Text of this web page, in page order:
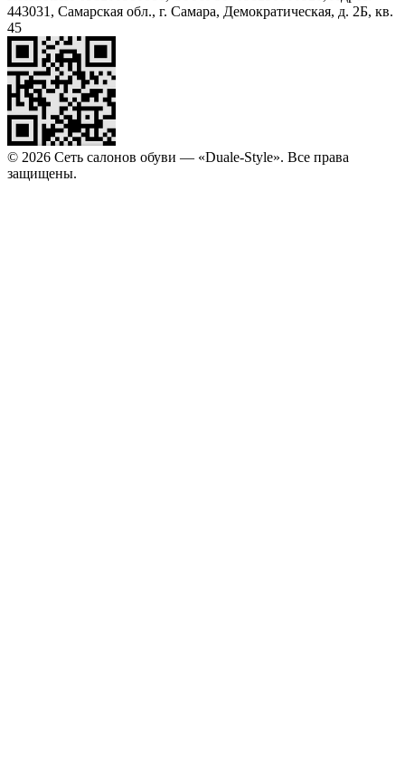
443031, Самарская обл., г. Самара, Демократическая, д. 2Б, кв.
45
© 2026 Сеть салонов обуви — «Duale-Style». Все права
защищены.